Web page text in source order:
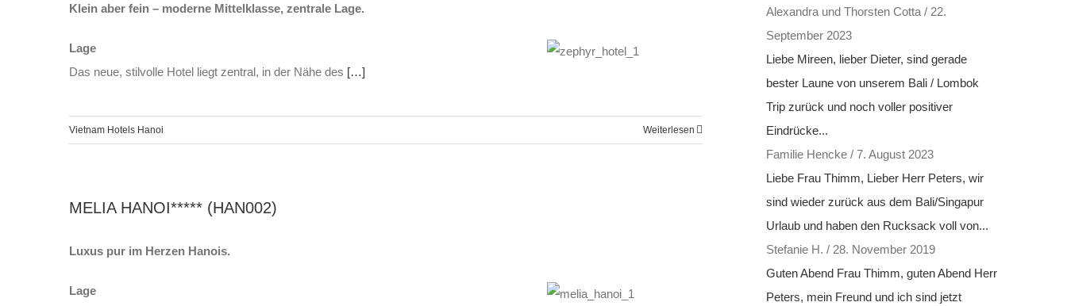
Klein aber fein – moderne Mittelklasse, zentrale Lage.
Lage
Das neue, stilvolle Hotel liegt zentral, in der Nähe des […]
Vietnam Hotels Hanoi Weiterlesen
MELIA HANOI***** (HAN002)
Luxus pur im Herzen Hanois.
Lage
Alexandra und Thorsten Cotta/ 22.
September 2023
Liebe Mireen, lieber Dieter, sind gerade
bester Laune von unserem Bali / Lombok
Trip zurück und noch voller positiver
Eindrücke...
Familie Hencke/ 7. August 2023
Liebe Frau Thimm, Lieber Herr Peters, wir
sind wieder zurück aus dem Bali/Singapur
Urlaub und haben den Rucksack voll von...
Stefanie H. / 28. November 2019
Guten Abend Frau Thimm, guten Abend Herr
Peters, mein Freund und ich sind jetzt